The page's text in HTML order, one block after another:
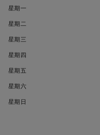
星期一
星期二
星期三
星期四
星期五
星期六
星期日